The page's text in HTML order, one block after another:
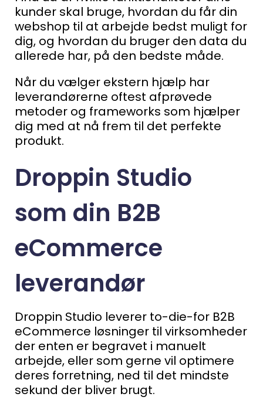
kunder skal bruge, hvordan du får din
webshop til at arbejde bedst muligt for
dig, og hvordan du bruger den data du
allerede har, på den bedste måde.
Når du vælger ekstern hjælp har
leverandørerne oftest afprøvede
metoder og frameworks som hjælper
dig med at nå frem til det perfekte
produkt.
Droppin Studio
som din B2B
eCommerce
leverandør
Droppin Studio leverer to-die-for B2B
eCommerce løsninger til virksomheder
der enten er begravet i manuelt
arbejde, eller som gerne vil optimere
deres forretning, ned til det mindste
sekund der bliver brugt.